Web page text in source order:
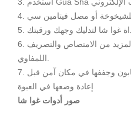
6. استخدم أسطوانة اليشم لتعزيز المزيد من الامتصاص والتصريف
7. نظف المنتجات بالماء الدافئ والصابون وجففها في مكان آمن قبل
إعادة وضعها في العبوة
صور أدوات غوا شا